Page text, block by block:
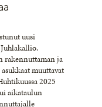
uusi
rakennuttaman ja
muuttavat
2025
aikataulun